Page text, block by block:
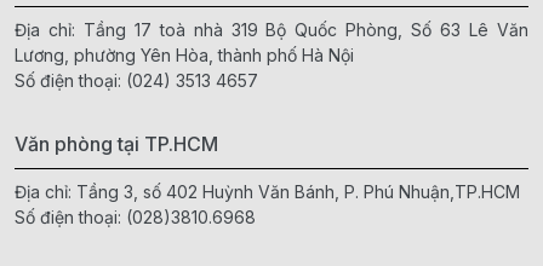
Địa chỉ: Tầng 17 toà nhà 319 Bộ Quốc Phòng, Số 63 Lê Văn
Lương, phường Yên Hòa, thành phố Hà Nội
Số điện thoại: (024) 3513 4657
Văn phòng tại TP.HCM
Địa chỉ: Tầng 3, số 402 Huỳnh Văn Bánh, P. Phú Nhuận,TP.HCM
Số điện thoại: (028)3810.6968